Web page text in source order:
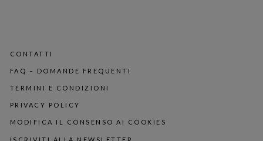
CONTATTI
FAQ – DOMANDE FREQUENTI
TERMINI E CONDIZIONI
PRIVACY POLICY
MODIFICA IL CONSENSO AI COOKIES